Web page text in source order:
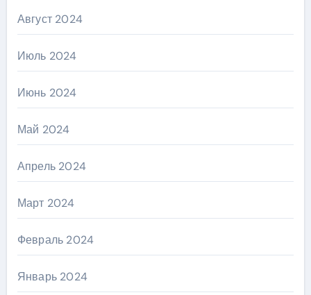
Август 2024
Июль 2024
Июнь 2024
Май 2024
Апрель 2024
Март 2024
Февраль 2024
Январь 2024